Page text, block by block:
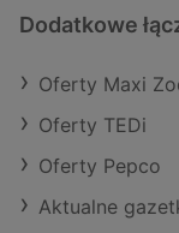
Dodatkowe
Oferty Maxi
Oferty TEDi
Oferty Pepco
Aktualne